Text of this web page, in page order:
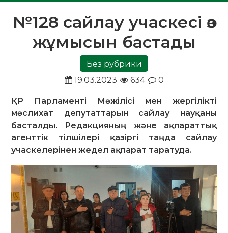
№128 сайлау учаскесі өз
жұмысын бастады
Без рубрики
19.03.2023
634 0
ҚР Парламенті Мәжілісі мен жергілікті
мәслихат депутаттарын сайлау науқаны
басталды. Редакцияның және ақпараттық
агенттік тілшілері қазіргі таңда сайлау
учаскелерінен жедел ақпарат таратуда.